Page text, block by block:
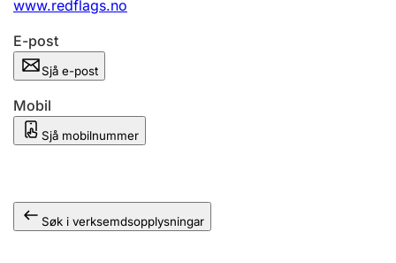
www.redflags.no
E-post
Sjå e-post
Mobil
Sjå mobilnummer
Søk i verksemdsopplysningar